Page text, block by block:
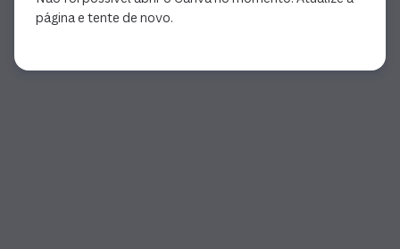
página e tente de novo.